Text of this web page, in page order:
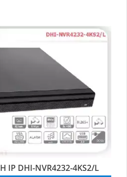
IP DHI-NVR4232-4KS2/L